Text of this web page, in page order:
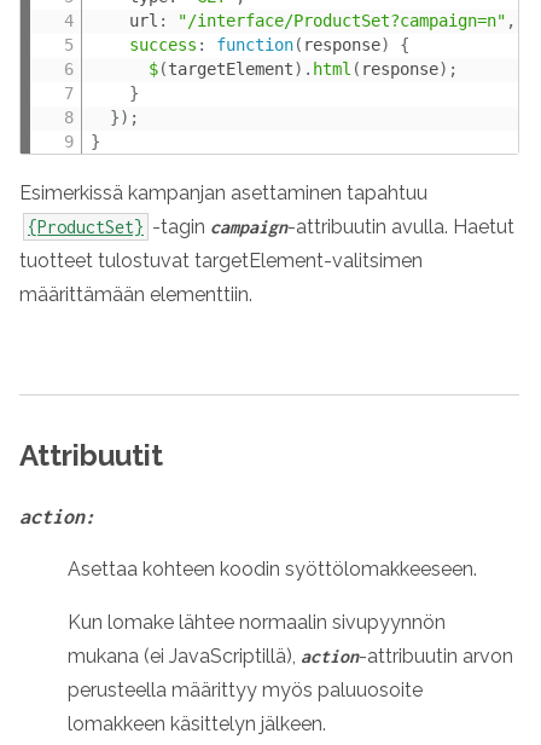
    url
: "/interface/ProductSet?campaign=n" ,
success : function( response)
{
$(targetElement) . html ( response) ;
}
}) ;
}
Esimerkissä kampanjan asettaminen tapahtuu
{ProductSet} -tagin campaign-attribuutin avulla. Haetut
tuotteet tulostuvat targetElement-valitsimen
määrittämään elementtiin.
Attribuutit
action:
Asettaa kohteen koodin syöttölomakkeeseen.
Kun lomake lähtee normaalin sivupyynnön
mukana (ei JavaScriptillä), action-attribuutin arvon
perusteella määrittyy myös paluuosoite
lomakkeen käsittelyn jälkeen.